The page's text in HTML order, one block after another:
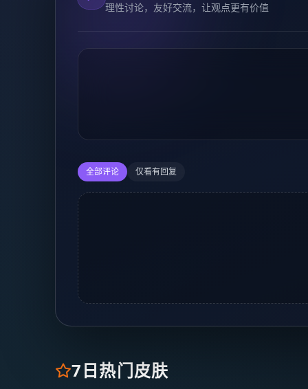
理性讨论，友好交流，让观点更有价值
全部评论 仅看有回复
7日热门皮肤